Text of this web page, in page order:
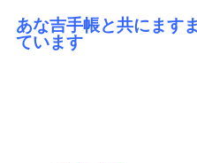
あな吉手帳と共にます
ています